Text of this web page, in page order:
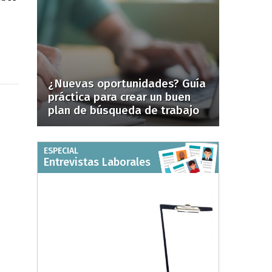
¿Nuevas oportunidades? Guía
práctica para crear un buen
plan de búsqueda de trabajo
ESPECIAL
Entrevistas Laborales